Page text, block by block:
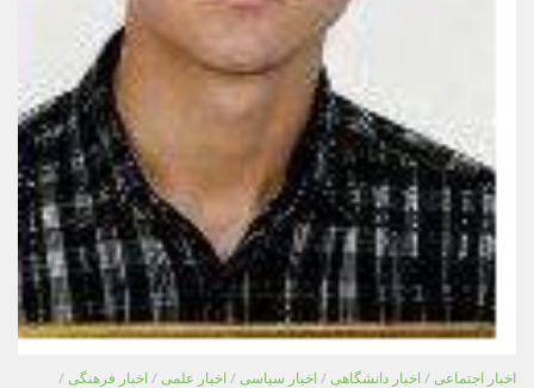
اخبار اجتماعی / اخبار دانشگاهی / اخبار سیاسی / اخبار علمی / اخبار فرهنگی /